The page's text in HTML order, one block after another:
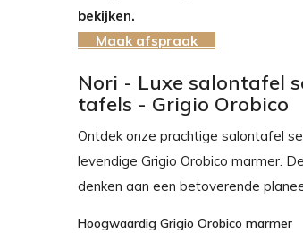
bekijken.
Maak afspraak
Nori - Luxe salontafel
tafels - Grigio Orobico
Ontdek onze prachtige salontafel
levendige Grigio Orobico marmer.
denken aan een betoverende
Hoogwaardig Grigio Orobico marmer